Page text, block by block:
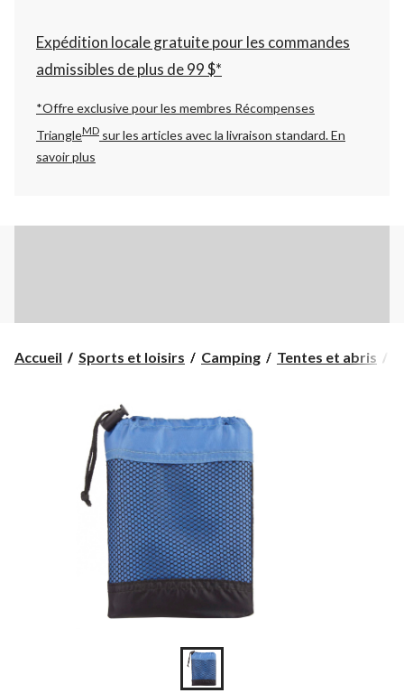
Expédition locale gratuite pour les commandes
admissibles de plus de 99 $*
*Offre exclusive pour les membres Récompenses
TriangleMD sur les articles avec la livraison standard.En
savoir plus
Accueil Sports et loisirs Camping Tentes et abris